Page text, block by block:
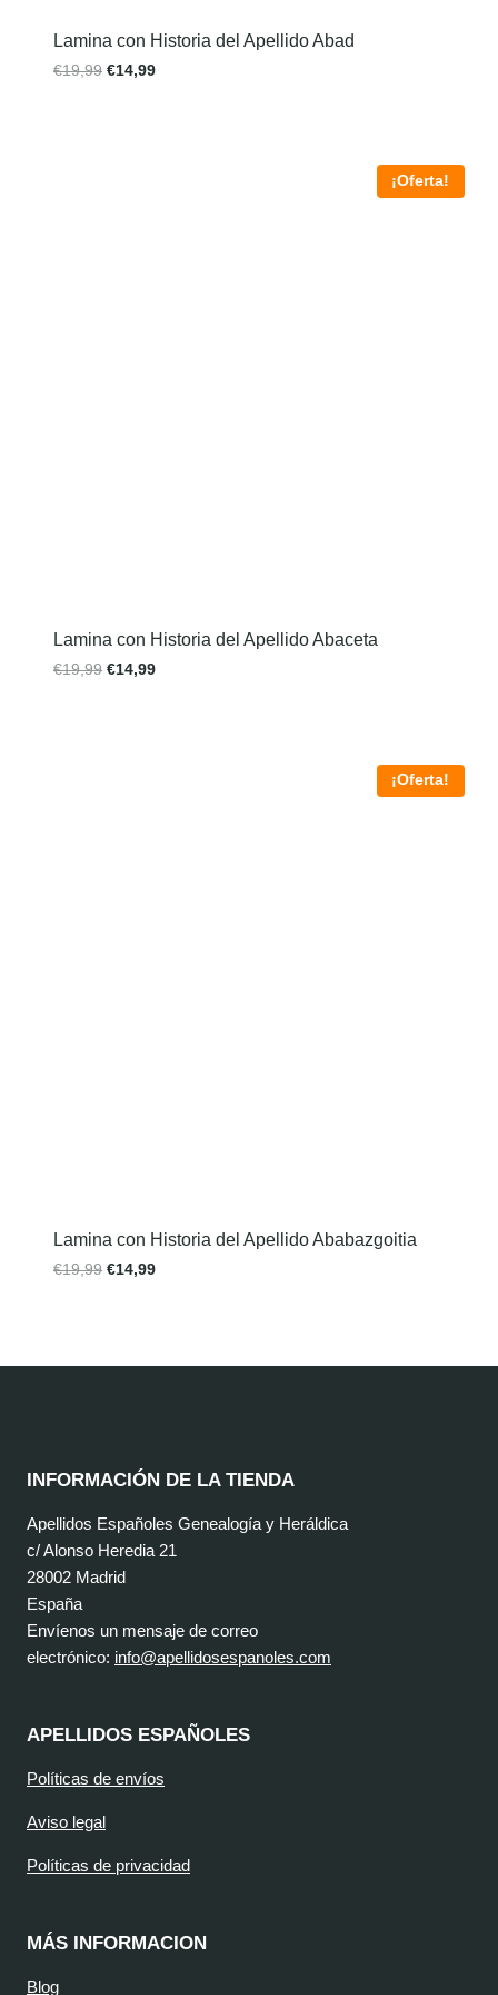
Lamina con Historia del Apellido Abad
€19,99 €14,99
¡Oferta!
Lamina con Historia del Apellido Abaceta
€19,99 €14,99
¡Oferta!
Lamina con Historia del Apellido Ababazgoitia
€19,99 €14,99
INFORMACIÓN DE LA TIENDA
Apellidos Españoles Genealogía y Heráldica
c/ Alonso Heredia 21
28002 Madrid
España
Envíenos un mensaje de correo
electrónico: info@apellidosespanoles.com
APELLIDOS ESPAÑOLES
Políticas de envíos
Aviso legal
Políticas de privacidad
MÁS INFORMACION
Blog